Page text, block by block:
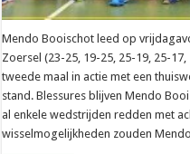
Mendo Booischot leed op
Zoersel (23-25, 19-25, 25-19, 25-
tweede maal in actie met een
stand. Blessures blijven Mendo
al enkele wedstrijden redden met
wisselmogelijkheden zouden